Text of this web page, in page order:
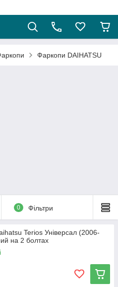
Фаркопи DAIHATSU
0 Фільтри
Terios Універсал (2006-
на 2 болтах